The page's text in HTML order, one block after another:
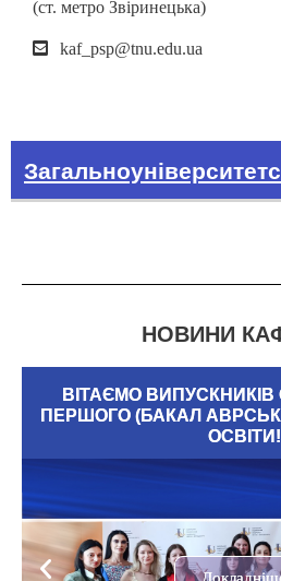
(ст. метро Звіринецька)
kaf_psp@tnu.edu.ua
НОВИНИ
ВІТАЄМО ВИПУСКНИКІВ
ПЕРШОГО (БАКАЛ
ОСВІТИ!